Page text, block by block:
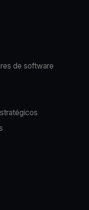
de software